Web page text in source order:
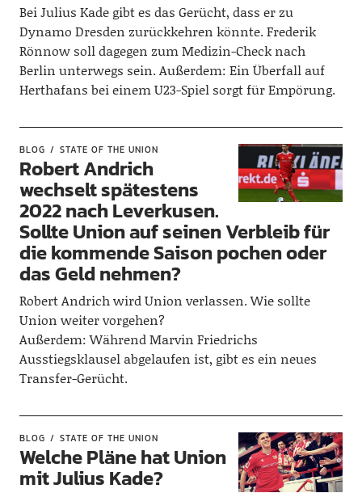
Bei Julius Kade gibt es das Gerücht, dass er zu
Dynamo Dresden zurückkehren könnte. Frederik
Rönnow soll dagegen zum Medizin-Check nach
Berlin unterwegs sein. Außerdem: Ein Überfall auf
Herthafans bei einem U23-Spiel sorgt für Empörung.
BLOG STATE OF THE UNION
Robert Andrich
wechselt spätestens
2022 nach Leverkusen.
Sollte Union auf seinen Verbleib für
die kommende Saison pochen oder
das Geld nehmen?
Robert Andrich wird Union verlassen. Wie sollte
Union weiter vorgehen?
Außerdem: Während Marvin Friedrichs
Ausstiegsklausel abgelaufen ist, gibt es ein neues
Transfer-Gerücht.
BLOG STATE OF THE UNION
Welche Pläne hat Union
mit Julius Kade?